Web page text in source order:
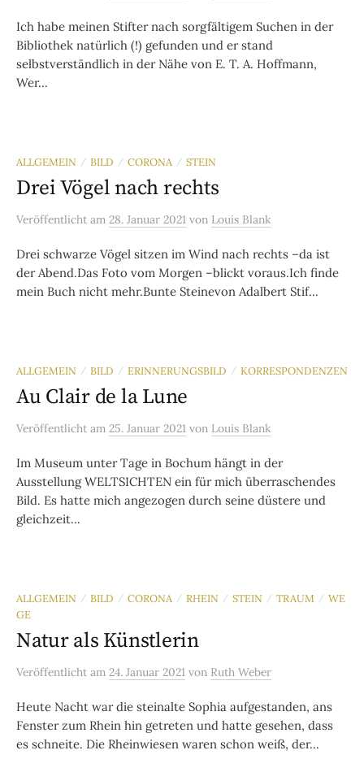
Ich habe meinen Stifter nach sorgfältigem Suchen in der
Bibliothek natürlich (!) gefunden und er stand
selbstverständlich in der Nähe von E. T. A. Hoffmann,
Wer...
ALLGEMEIN / BILD / CORONA / STEIN
Drei Vögel nach rechts
Veröffentlicht am 28. Januar 2021 von Louis Blank
Drei schwarze Vögel sitzen im Wind nach rechts –da ist
der Abend.Das Foto vom Morgen –blickt voraus.Ich finde
mein Buch nicht mehr.Bunte Steinevon Adalbert Stif...
ALLGEMEIN / BILD / ERINNERUNGSBILD / KORRESPONDENZEN
Au Clair de la Lune
Veröffentlicht am 25. Januar 2021 von Louis Blank
Im Museum unter Tage in Bochum hängt in der
Ausstellung WELTSICHTEN ein für mich überraschendes
Bild. Es hatte mich angezogen durch seine düstere und
gleichzeit...
ALLGEMEIN / BILD / CORONA / RHEIN / STEIN / TRAUM / WE
GE
Natur als Künstlerin
Veröffentlicht am 24. Januar 2021 von Ruth Weber
Heute Nacht war die steinalte Sophia aufgestanden, ans
Fenster zum Rhein hin getreten und hatte gesehen, dass
es schneite. Die Rheinwiesen waren schon weiß, der...